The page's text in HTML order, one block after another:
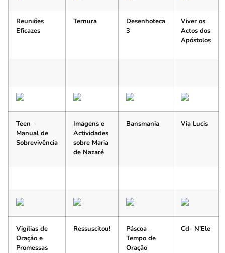
Reuniões
Eficazes
Ternura
Desenhoteca
3
Viver os
Actos dos
Apóstolos
Teen –
Manual de
Sobrevivência
Imagens e
Actividades
sobre Maria
de Nazaré
Bansmania Via Lucis
Vigílias de
Oração e
Promessas
Ressuscitou!
Páscoa –
Tempo de
Oração
Cd- N’Ele